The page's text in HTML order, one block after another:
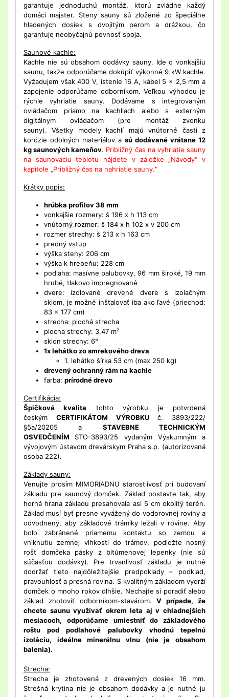
garantuje jednoduchú montáž, ktorú zvládne každý
domáci majster. Steny sauny sú zložené zo špeciálne
hladených dosiek s dvojitým perom a drážkou, čo
garantuje neobyčajnú pevnosť spoja.
Saunové kachle:
Kachle nie sú obsahom dodávky sauny. Ide o vonkajšiu
saunu, takže odporúčame dokúpiť výkonné 9 kW kachle.
Vyžadujem však 400 V, istenie 16 A, kábel 5 x 2,5 mm a
zapojenie odporúčame odborníkom. Veľkou výhodou je
rýchle vyhriatie sauny. Dodávame s integrovaným
ovládačom priamo na kachliach alebo s externým
digitálnym ovládačom (pre montáž zvonku
sauny). Všetky modely kachlí majú vnútorné časti z
korózie odolných materiálov a sú dodávané vrátane 12
kg saunových kameňov. Približný čas na vyhriatie sauny
na saunovaciu teplotu nájdete v záložke „Návody“ v
kapitole „Približný čas na nahriatie sauny.“
Krátky popis:
hrúbka profilov 38 mm
vonkajšie rozmery: š 196 x h 113 cm
vnútorný rozmer: š 184 x h 102 x v 200 cm
rozmer strechy: š 213 x h 163 cm
predný vstup
výška steny: 206 cm
výška k hrebeňu: 228 cm
podlaha: masívne palubovky, 96 mm široké, 19 mm
hrubé, tlakovo impregnované
dvere: izolované drevené dvere s izolačným
sklom, je možné inštalovať iba ako ľavé (priechod:
83 x 177 cm)
strecha: plochá strecha
plocha strechy: 3,47 m2
sklon strechy: 6°
1x lehátko zo smrekového dreva
1. lehátko šírka 53 cm (max 250 kg)
drevený ochranný rám na kachle
farba: prírodné drevo
Certifikácia:
Špičková kvalita tohto výrobku je potvrdená
českým CERTIFIKÁTOM VÝROBKU č. 3893/222/
§5a/20205 a STAVEBNE TECHNICKÝM
OSVEDČENÍM STO-3893/25 vydaným Výskumným a
vývojovým ústavom drevárskym Praha s.p. (autorizovaná
osoba 222).
Základy sauny:
Venujte prosím MIMORIADNU starostlivosť pri budovaní
základu pre saunový domček. Základ postavte tak, aby
horná hrana základu presahovala asi 5 cm okolitý terén.
Základ musí byť presne vyvážený do vodorovnej roviny a
odvodnený, aby základové trámiky ležali v rovine. Aby
bolo zabránené priamemu kontaktu so zemou a
vniknutiu zemnej vlhkosti do trámov, podložte nosný
rošt domčeka pásky z bitúmenovej lepenky (nie sú
súčasťou dodávky). Pre trvanlivosť základu je nutné
dodržať tieto najdôležitejšie predpoklady – podklad,
pravouhlosť a presná rovina. S kvalitným základom vydrží
domček o mnoho rokov dlhšie. Nechajte si poradiť alebo
základ zhotoviť odborníkom-stavárom.V prípade, že
chcete saunu využívať okrem leta aj v chladnejších
mesiacoch, odporúčame umiestniť do základového
roštu pod podlahové palubovky vhodnú tepelnú
izoláciu, ideálne minerálnu vlnu (nie je obsahom
balenia).
Strecha:
Strecha je zhotovená z drevených dosiek 16 mm.
Strešná krytina nie je obsahom dodávky a je nutné ju